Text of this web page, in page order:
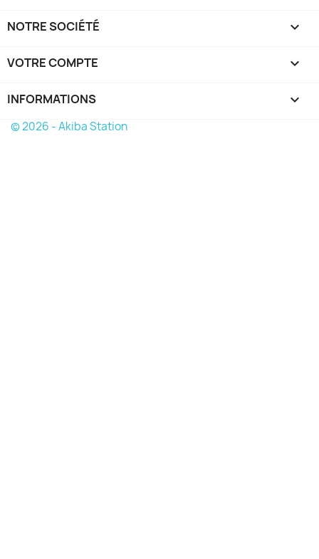
NOTRE SOCIÉTÉ 
VOTRE COMPTE 
INFORMATIONS keyboard_arrow_down
© 2026 - Akiba Station